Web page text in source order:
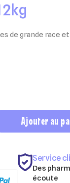
de grande race
Ajouter au
Service
Des
écoute